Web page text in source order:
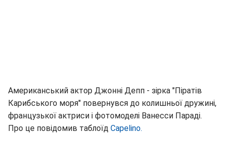
Американський актор Джонні Депп - зірка "Піратів
Карибського моря" повернувся до колишньої дружині,
французької актриси і фотомоделі Ванесси Параді.
Про це повідомив таблоїд Capelino.